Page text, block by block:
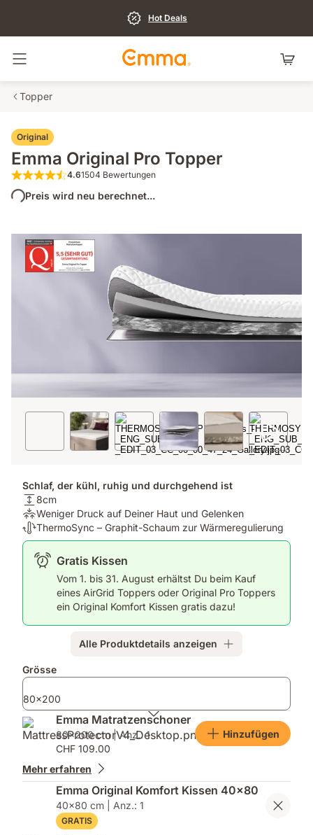
Hot Deals
Navigation umschalten
Topper
Original
Emma Original Pro Topper
4.6 von 5 Sternen 1504 Bewertungen
4.61504 Bewertungen
Preis wird neu berechnet...
Schlaf, der kühl, ruhig und durchgehend ist
Matratzenhöhe:
8cm
8cm
Druckentlastung:
Weniger
Druck
auf
Deiner
Gelenken
Weniger Druck auf Deiner Haut und Gelenken
Temperaturregulierung:
ThermoSync
Graphit-
Schaum
Wärmeregulierung
ThermoSync – Graphit-Schaum zur Wärmeregulierung
Gratis Kissen
Vom 1. bis 31. August erhältst Du beim Kauf
eines AirGrid Toppers oder Original Pro Toppers
ein Original Komfort Kissen gratis dazu!
Alle Produktdetails anzeigen
Zusatzprodukte
Grösse
80x200
Emma Matratzenschoner
80x200 cm | Anz.: 1
CHF 109.00
Hinzufügen
Mehr erfahren
Emma Original Komfort Kissen 40x80
40x80 cm | Anz.: 1
GRATIS